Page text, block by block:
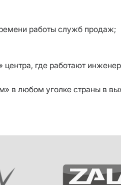
работы служб продаж;
где работают
в любом уголке страны в